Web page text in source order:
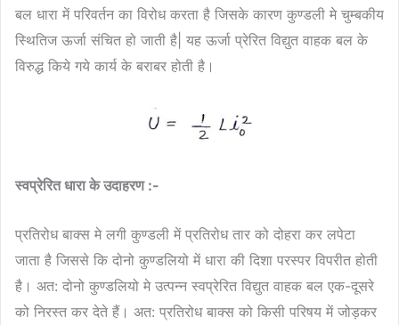
बल धारा में परिवर्तन का विरोध करता है जिसके कारण कुण्डली मे चुम्बकीय
स्थितिज ऊर्जा संचित हो जाती है| यह ऊर्जा प्रेरित विद्युत वाहक बल के
विरुद्ध किये गये कार्य के बराबर होती है।
स्वप्रेरित धारा के उदाहरण :-
प्रतिरोध बाक्स मे लगी कुण्डली में प्रतिरोध तार को दोहरा कर लपेटा
जाता है जिससे कि दोनो कुण्डलियो में धारा की दिशा परस्पर विपरीत होती
है। अत: दोनो कुण्डलियो मे उत्पन्न स्वप्रेरित विद्युत वाहक बल एक-दूसरे
को निरस्त कर देते हैं। अत: प्रतिरोध बाक्स को किसी परिषय में जोड़कर